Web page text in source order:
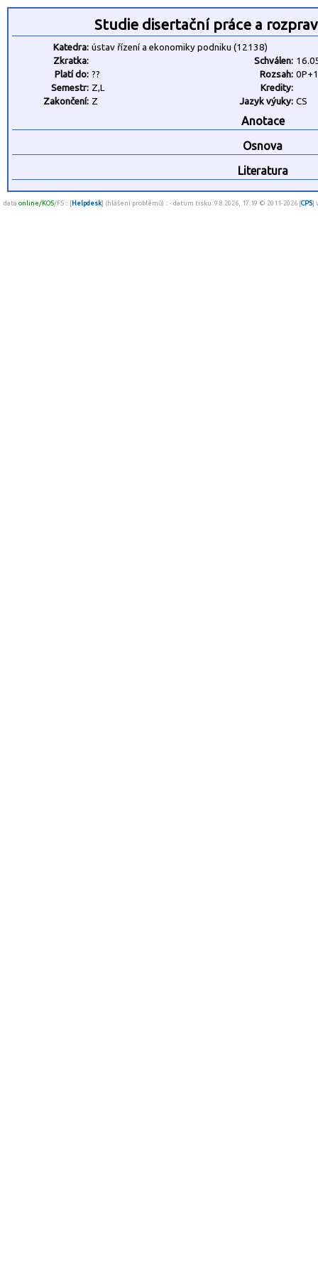
Studie disertační práce a
Katedra: ústav řízení a ekonomiky podniku (12138)
Zkratka:
Schválen:
Platí do: ?? Rozsah:
Semestr: Z,L
Kredity:
Zakončení: Z Jazyk výuky: CS
Anotace
Osnova
Literatura
data online/KOS/FS :: [Helpdesk] (hlášení problémů) :: - datum tisku: 9.8.2026, 17:19 © 2011-2026 [CPS]